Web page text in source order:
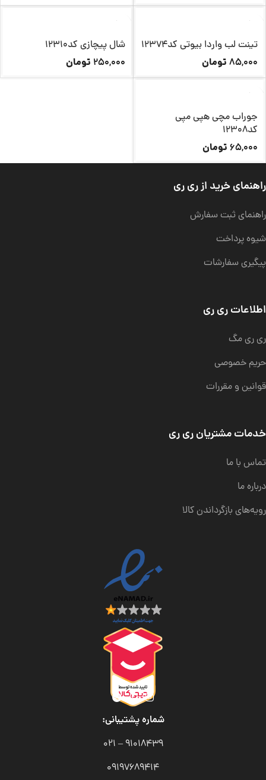
تینت لب واردا بیوتی کد12374
85,000 تومان
شال پیچازی کد12310
250,000 تومان
ناموجود
جوراب مچی هپی مپی
کد12308
65,000 تومان
راهنمای خرید از ری ری
راهنمای ثبت سفارش
شیوه پرداخت
پیگیری سفارشات
اطلاعات ری ری
ری ری مگ
حریم خصوصی
قوانین و مقررات
خدمات مشتریان ری ری
تماس با ما
درباره ما
رویه‌های بازگرداندن کالا
شماره پشتیبانی:
91018439 – 021
09197689414